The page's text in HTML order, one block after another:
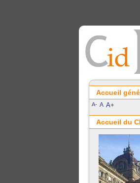
Accueil
A- A A+
Accueil du